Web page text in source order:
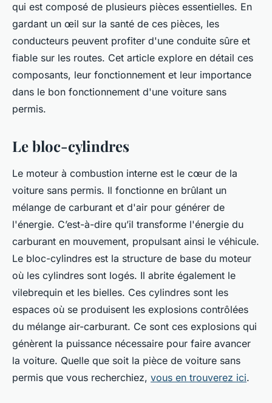
qui est composé de plusieurs pièces essentielles. En
gardant un œil sur la santé de ces pièces, les
conducteurs peuvent profiter d'une conduite sûre et
fiable sur les routes. Cet article explore en détail ces
composants, leur fonctionnement et leur importance
dans le bon fonctionnement d'une voiture sans
permis.
Le bloc-cylindres
Le moteur à combustion interne est le cœur de la
voiture sans permis. Il fonctionne en brûlant un
mélange de carburant et d'air pour générer de
l'énergie. C’est-à-dire qu’il transforme l'énergie du
carburant en mouvement, propulsant ainsi le véhicule.
Le bloc-cylindres est la structure de base du moteur
où les cylindres sont logés. Il abrite également le
vilebrequin et les bielles. Ces cylindres sont les
espaces où se produisent les explosions contrôlées
du mélange air-carburant. Ce sont ces explosions qui
génèrent la puissance nécessaire pour faire avancer
la voiture. Quelle que soit la pièce de voiture sans
permis que vous recherchiez, vous en trouverez ici.